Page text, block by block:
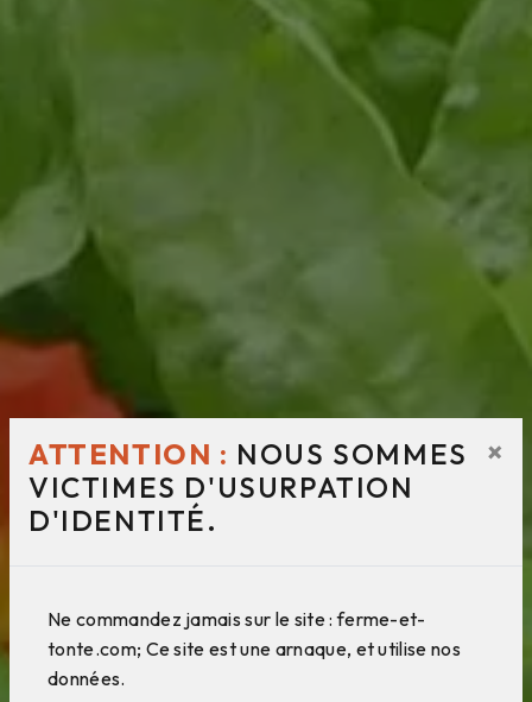
ATTENTION : NOUS SOMMES
VICTIMES D'USURPATION
D'IDENTITÉ.
×
Ne commandez jamais sur le site : ferme-et-
tonte.com; Ce site est une arnaque, et utilise nos
données.